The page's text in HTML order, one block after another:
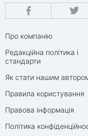
Про компанію
Редакційна політика і
стандарти
Як стати нашим
Правила користування
Правова інформація
Політика